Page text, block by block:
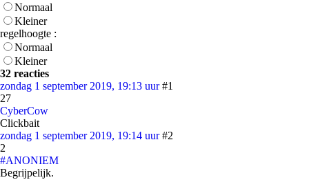
Normaal
Kleiner
regelhoogte :
Normaal
Kleiner
32 reacties
zondag 1 september 2019, 19:13 uur #1
27
CyberCow
Clickbait
zondag 1 september 2019, 19:14 uur #2
2
#ANONIEM
Begrijpelijk.